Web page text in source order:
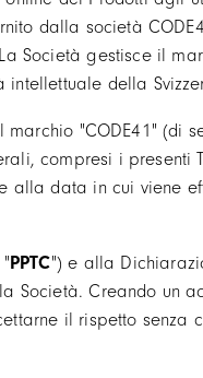
dalla società
Società gestisce il
della
"CODE41" (di
compresi i presenti
alla data in cui viene
PPTC") e alla
Società. Creando un
il rispetto senza